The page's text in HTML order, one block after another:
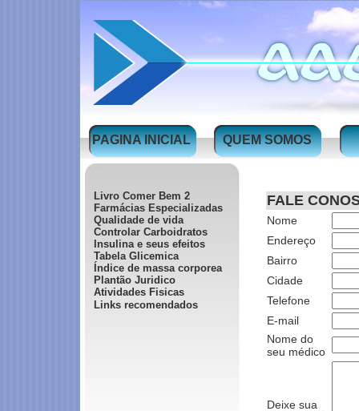
PAGINA INICIAL QUEM SOMOS
Livro Comer Bem 2
Farmácias Especializadas
Qualidade de vida
Controlar Carboidratos
Insulina e seus efeitos
Tabela Glicemica
Índice de massa corporea
Plantão Juridico
Atividades Fisicas
Links recomendados
FALE
Nome
Endereço
Bairro
Cidade
Telefone
E-mail
Nome do
seu médico
Deixe sua